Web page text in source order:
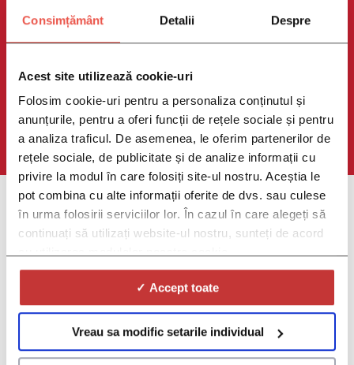
Consimțământ Detalii Despre
Acest site utilizează cookie-uri
Folosim cookie-uri pentru a personaliza conținutul și
anunțurile, pentru a oferi funcții de rețele sociale și pentru
a analiza traficul. De asemenea, le oferim partenerilor de
rețele sociale, de publicitate și de analize informații cu
privire la modul în care folosiți site-ul nostru. Aceștia le
pot combina cu alte informații oferite de dvs. sau culese
în urma folosirii serviciilor lor. În cazul în care alegeți să
continuați să utilizați website-ul nostru, sunteți de acord
✓ Accept toate
Vreau sa modific setarile individual
Your home base for all of
your dental needs